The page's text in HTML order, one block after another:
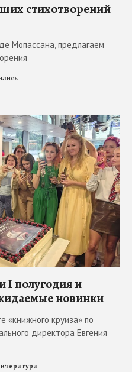
стихотворений
Мопассана, предлагаем
I полугодия и
новинки
«книжного круиза» по
директора Евгения